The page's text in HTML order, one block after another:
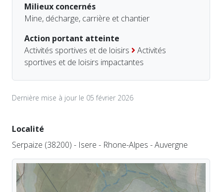
Milieux concernés
Mine, décharge, carrière et chantier
Action portant atteinte
Activités sportives et de loisirs
Activités
sportives et de loisirs impactantes
Dernière mise à jour le 05 février 2026
Localité
Serpaize (38200) - Isere - Rhone-Alpes - Auvergne